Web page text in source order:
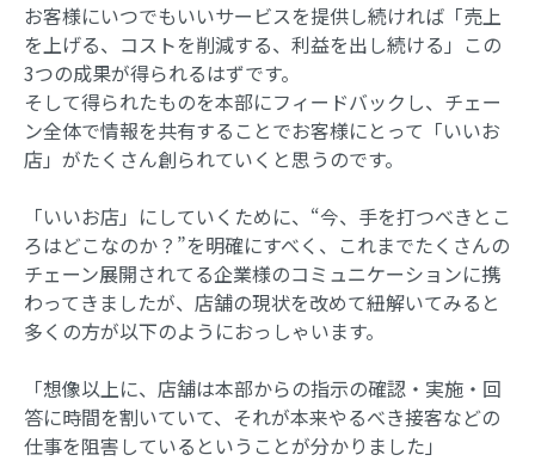
お客様にいつでもいいサービスを提供し続ければ「売上
を上げる、コストを削減する、利益を出し続ける」この
3つの成果が得られるはずです。
そして得られたものを本部にフィードバックし、チェー
ン全体で情報を共有することでお客様にとって「いいお
店」がたくさん創られていくと思うのです。
「いいお店」にしていくために、“今、手を打つべきとこ
ろはどこなのか？”を明確にすべく、これまでたくさんの
チェーン展開されてる企業様のコミュニケーションに携
わってきましたが、店舗の現状を改めて紐解いてみると
多くの方が以下のようにおっしゃいます。
「想像以上に、店舗は本部からの指示の確認・実施・回
答に時間を割いていて、それが本来やるべき接客などの
仕事を阻害しているということが分かりました」